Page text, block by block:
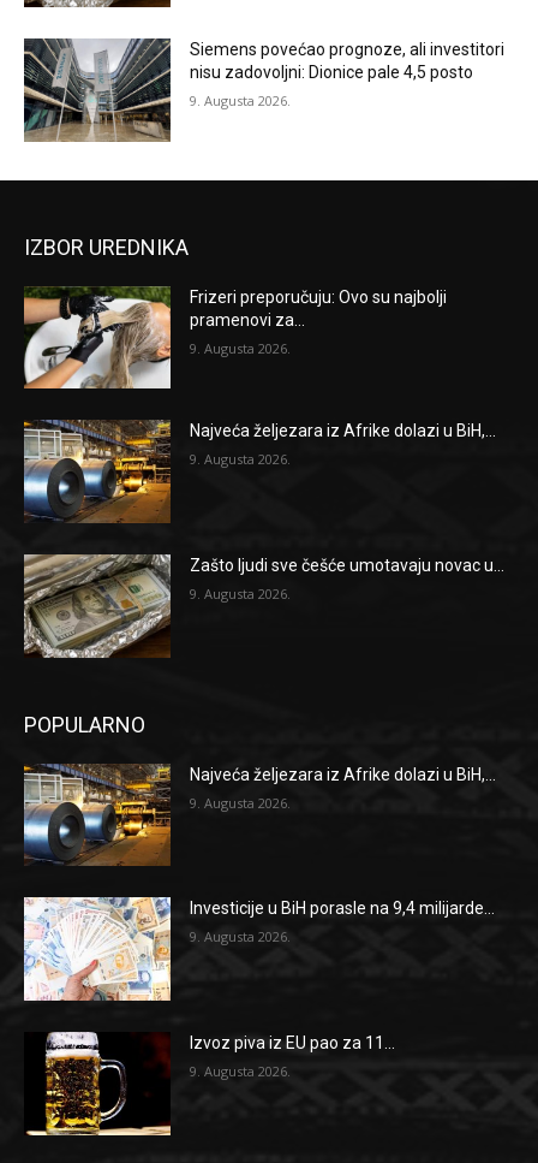
Siemens povećao prognoze, ali investitori
nisu zadovoljni: Dionice pale 4,5 posto
9. Augusta 2026.
IZBOR UREDNIKA
Frizeri preporučuju: Ovo su najbolji
pramenovi za...
9. Augusta 2026.
Najveća željezara iz Afrike dolazi u BiH,...
9. Augusta 2026.
Zašto ljudi sve češće umotavaju novac u...
9. Augusta 2026.
POPULARNO
Najveća željezara iz Afrike dolazi u BiH,...
9. Augusta 2026.
Investicije u BiH porasle na 9,4 milijarde...
9. Augusta 2026.
Izvoz piva iz EU pao za 11...
9. Augusta 2026.